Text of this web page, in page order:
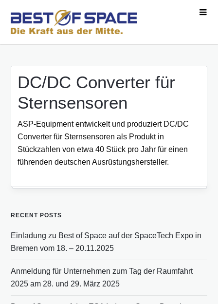
DC/DC Converter für
Sternsensoren
ASP-Equipment entwickelt und produziert DC/DC
Converter für Sternsensoren als Produkt in
Stückzahlen von etwa 40 Stück pro Jahr für einen
führenden deutschen Ausrüstungshersteller.
RECENT POSTS
Einladung zu Best of Space auf der SpaceTech Expo in
Bremen vom 18. – 20.11.2025
Anmeldung für Unternehmen zum Tag der Raumfahrt
2025 am 28. und 29. März 2025